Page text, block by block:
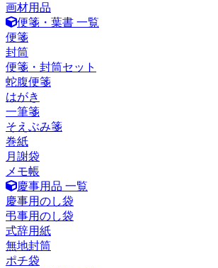
画材用品
便箋・葉書 一覧
便箋
封筒
便箋・封筒セット
蛇腹便箋
はがき
一筆箋
そえぶみ箋
巻紙
月謝袋
メモ帳
慶事用品 一覧
慶事用のし袋
弔事用のし袋
式辞用紙
無地封筒
ポチ袋